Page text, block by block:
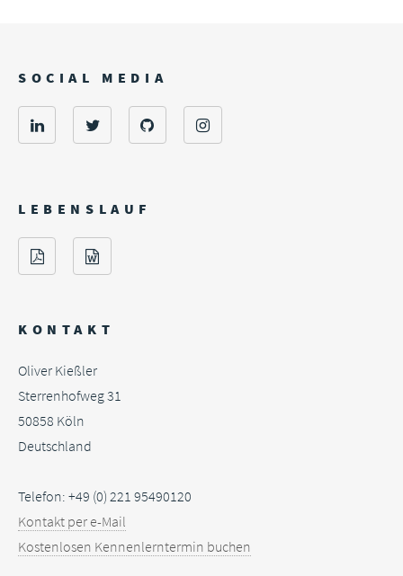
KONTAKT
Oliver Kießler
Sterrenhofweg 31
50858 Köln
Deutschland
Telefon: +49 (0) 221 95490120
Kontakt per e-Mail
Kostenlosen Kennenlerntermin buchen
SOCIAL MEDIA
LEBENSLAUF